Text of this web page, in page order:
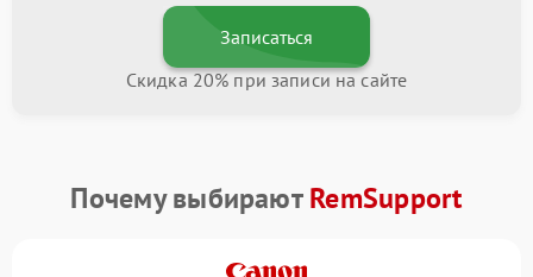
Записаться
Скидка 20% при записи на сайте
Почему выбираютRemSupport